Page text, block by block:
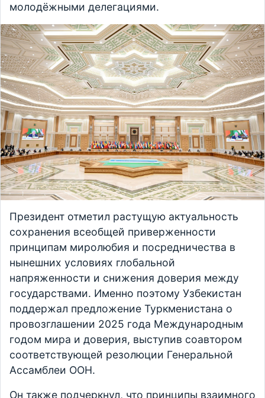
молодёжными делегациями.
Президент отметил растущую актуальность
сохранения всеобщей приверженности
принципам миролюбия и посредничества в
нынешних условиях глобальной
напряженности и снижения доверия между
государствами. Именно поэтому Узбекистан
поддержал предложение Туркменистана о
провозглашении 2025 года Международным
годом мира и доверия, выступив соавтором
соответствующей резолюции Генеральной
Ассамблеи ООН.
Он также подчеркнул, что принципы взаимного